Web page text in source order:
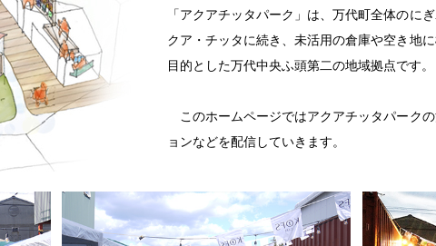
「アクアチッタパーク」は、万代町全体のに
クア・チッタに続き、未活用の倉庫や空き地
目的とした万代中央ふ頭第二の地域拠点です。
このホームページではアクアチッタパーク
ョンなどを配信していきます。